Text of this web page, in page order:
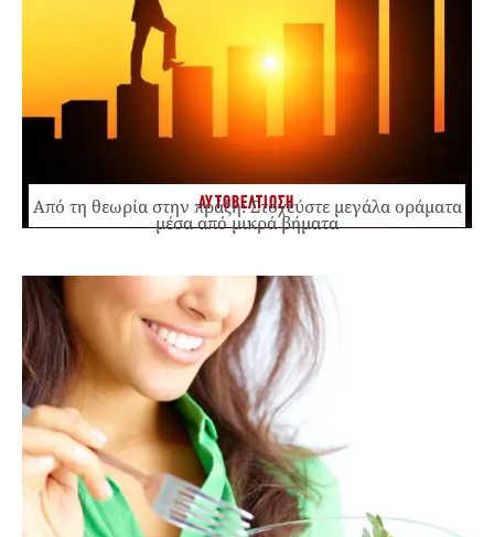
ΑΥΤΟΒΕΛΤΙΩΣΗ
Από τη θεωρία στην πράξη: Στοχεύστε μεγάλα οράματα
μέσα από μικρά βήματα